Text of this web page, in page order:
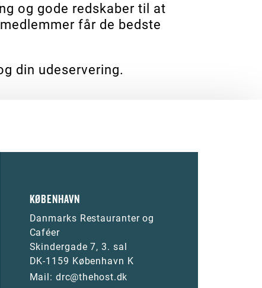
og gode redskaber til at
får de bedste
din udeservering.
KØBENHAVN
Danmarks Restauranter og
Caféer
Skindergade 7, 3. sal
DK-1159 København K
Mail: drc@thehost.dk